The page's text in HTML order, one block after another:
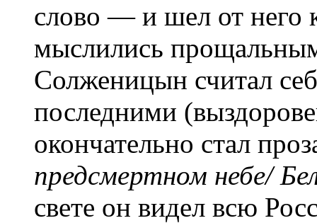
слово — и шел от него
мыслились
Солженицын считал
последними
окончательно стал
предсмертном небе/
свете он видел всю